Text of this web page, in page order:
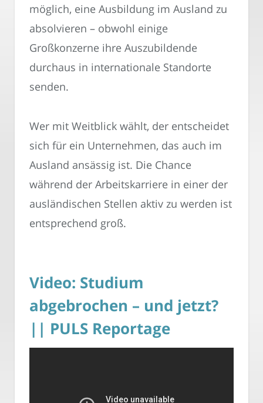
möglich, eine Ausbildung im Ausland zu
absolvieren – obwohl einige
Großkonzerne ihre Auszubildende
durchaus in internationale Standorte
senden.
Wer mit Weitblick wählt, der entscheidet
sich für ein Unternehmen, das auch im
Ausland ansässig ist. Die Chance
während der Arbeitskarriere in einer der
ausländischen Stellen aktiv zu werden ist
entsprechend groß.
Video: Studium
abgebrochen – und jetzt?
|| PULS Reportage